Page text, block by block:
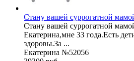
Стану вашей суррогатной
Стану вашей суррогатной
Екатерина,мне 33 года.Есть
здоровы.За ...
Екатерина №52056